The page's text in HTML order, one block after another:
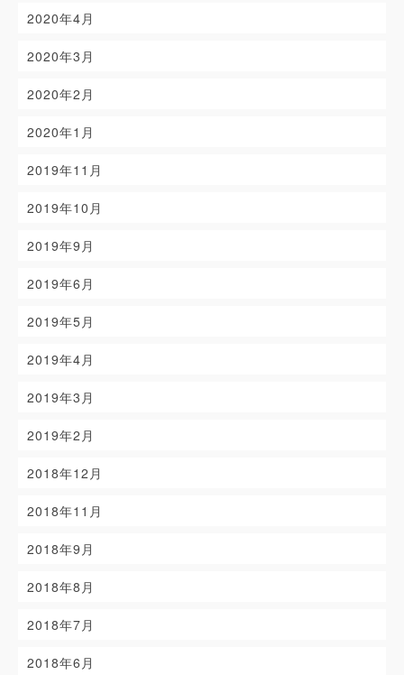
2020年4月
2020年3月
2020年2月
2020年1月
2019年11月
2019年10月
2019年9月
2019年6月
2019年5月
2019年4月
2019年3月
2019年2月
2018年12月
2018年11月
2018年9月
2018年8月
2018年7月
2018年6月